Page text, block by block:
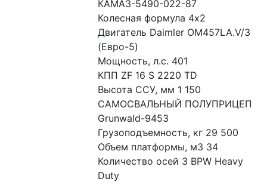
КАМАЗ-5490-022-87
Колесная формула 4х2
Двигатель Daimler OM457LA.V/3
(Евро-5)
Мощность, л.с. 401
КПП ZF 16 S 2220 TD
Высота ССУ, мм 1 150
САМОСВАЛЬНЫЙ ПОЛУПРИЦЕП
Grunwald-9453
Грузоподъемность, кг 29 500
Объем платформы, м3 34
Количество осей 3 BPW Heavy
Duty